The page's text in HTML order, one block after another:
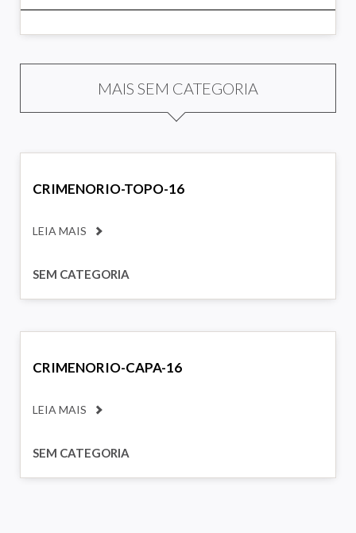
MAIS SEM CATEGORIA
CRIMENORIO-TOPO-16
LEIA MAIS
SEM CATEGORIA
CRIMENORIO-CAPA-16
LEIA MAIS
SEM CATEGORIA